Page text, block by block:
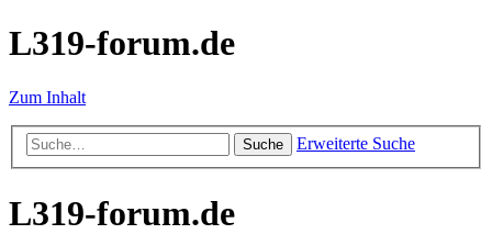
L319-forum.de
Zum Inhalt
Suche Erweiterte Suche
L319-forum.de